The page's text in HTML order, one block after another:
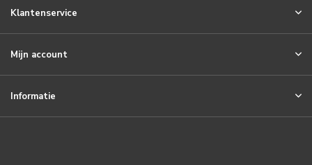
Klantenservice
Mijn account
Informatie